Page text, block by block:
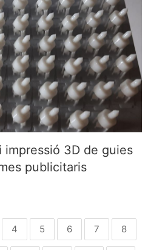
3D de guies per a
publicitaris
impressió 3D de guies
publicitaris
4 5 6 7 8